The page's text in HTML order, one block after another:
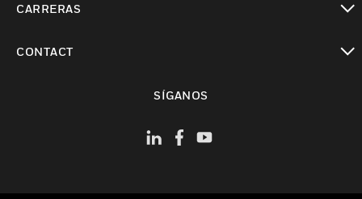
CARRERAS
CONTACT
SÍGANOS